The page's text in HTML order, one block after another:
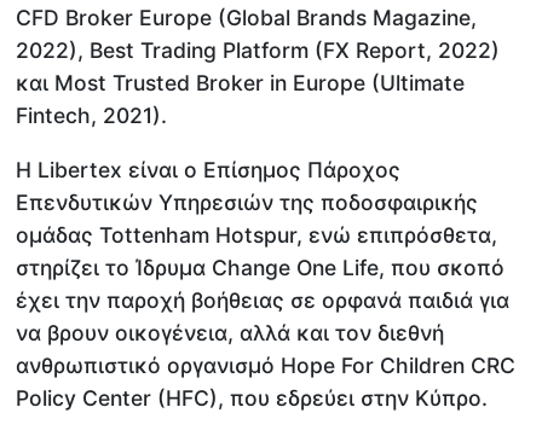
CFD Broker Europe (Global Brands Magazine,
2022), Best Trading Platform (FX Report, 2022)
και Most Trusted Broker in Europe (Ultimate
Fintech, 2021).
Η Libertex είναι ο Επίσημος Πάροχος
Επενδυτικών Υπηρεσιών της ποδοσφαιρικής
ομάδας Tottenham Hotspur, ενώ επιπρόσθετα,
στηρίζει το Ίδρυμα Change One Life, που σκοπό
έχει την παροχή βοήθειας σε ορφανά παιδιά για
να βρουν οικογένεια, αλλά και τον διεθνή
ανθρωπιστικό οργανισμό Hope For Children CRC
Policy Center (HFC), που εδρεύει στην Κύπρο.